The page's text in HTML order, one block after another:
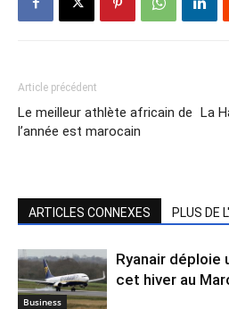
Article précédent
Le meilleur athlète africain de
l’année est marocain
La
ARTICLES CONNEXES PLUS DE
Business
Ryanair déploie
cet hiver au